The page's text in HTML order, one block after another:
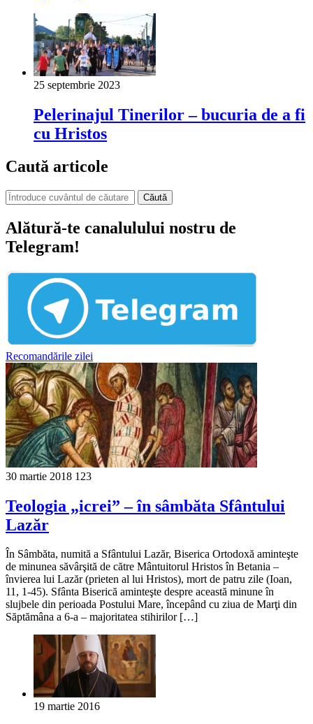
25 septembrie 2023
Pelerinajul Tinerilor – bucuria de a fi
cu Hristos
Caută articole
Căută
Alătură-te canalulului nostru de
Telegram!
Recomandările zilei
30 martie 2018 123
Teologia „icrei” – în sâmbăta Sfântului
Lazăr
În Sâmbăta, numită a Sfântului Lazăr, Biserica Ortodoxă aminteşte
de minunea săvârşită de către Mântuitorul Hristos în Betania –
învierea lui Lazăr (prieten al lui Hristos), mort de patru zile (Ioan,
11, 1-45). Sfânta Biserică aminteşte despre această minune în
slujbele din perioada Postului Mare, începând cu ziua de Marţi din
Săptămâna a 6-a – majoritatea stihirilor […]
19 martie 2016